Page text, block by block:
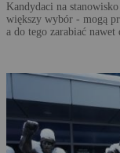
Kandydaci na
większy wybór - mogą
a do tego zarabiać